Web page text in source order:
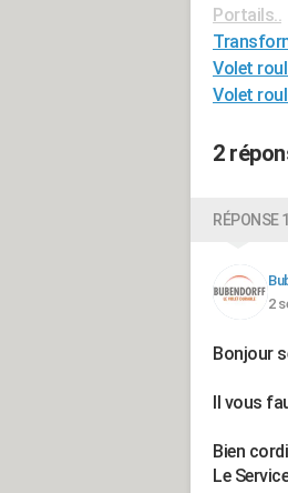
Portails..
Volet
Volet
2
RÉPONSE
2
Bonjour
Il vous
Bien
Le